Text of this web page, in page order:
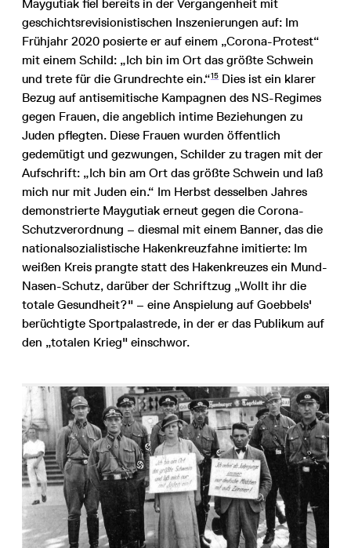
Maygutiak fiel bereits in der Vergangenheit mit
geschichtsrevisionistischen Inszenierungen auf: Im
Frühjahr 2020 posierte er auf einem „Corona-Protest“
mit einem Schild: „Ich bin im Ort das größte Schwein
und trete für die Grundrechte ein.“15 Dies ist ein klarer
Bezug auf antisemitische Kampagnen des NS-Regimes
gegen Frauen, die angeblich intime Beziehungen zu
Juden pflegten. Diese Frauen wurden öffentlich
gedemütigt und gezwungen, Schilder zu tragen mit der
Aufschrift: „Ich bin am Ort das größte Schwein und laß
mich nur mit Juden ein.“ Im Herbst desselben Jahres
demonstrierte Maygutiak erneut gegen die Corona-
Schutzverordnung – diesmal mit einem Banner, das die
nationalsozialistische Hakenkreuzfahne imitierte: Im
weißen Kreis prangte statt des Hakenkreuzes ein Mund-
Nasen-Schutz, darüber der Schriftzug „Wollt ihr die
totale Gesundheit?" – eine Anspielung auf Goebbels'
berüchtigte Sportpalastrede, in der er das Publikum auf
den „totalen Krieg" einschwor.